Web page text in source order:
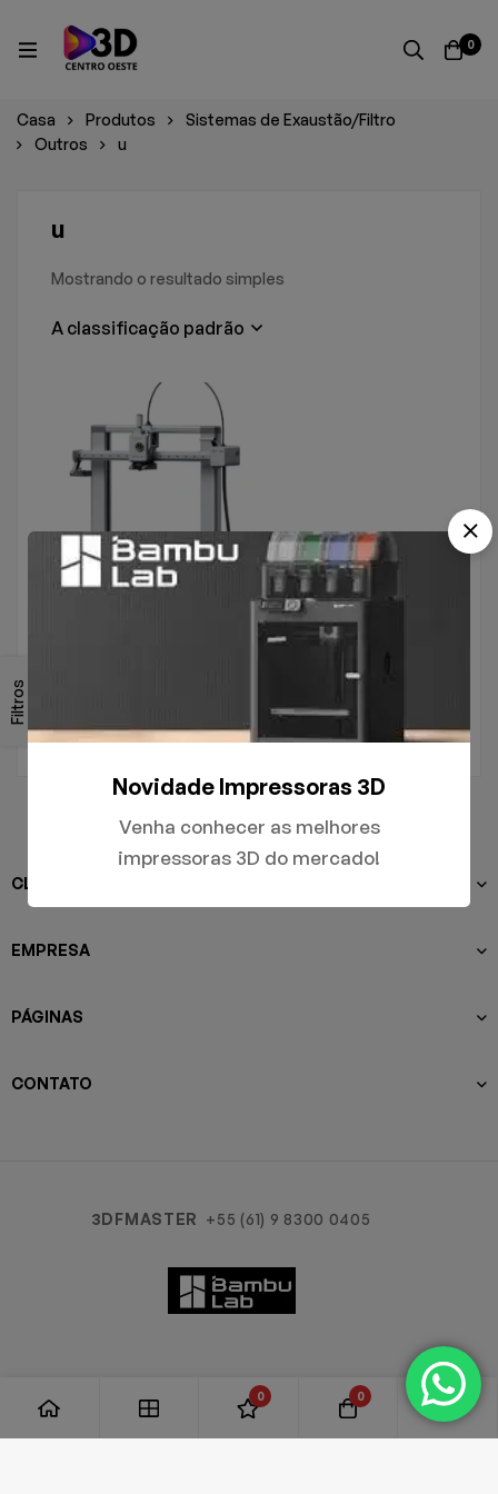
0
Casa Produtos
Sistemas de Exaustão/Filtro
Outros
u
Filtros
u
Mostrando o resultado simples
A classificação padrão
CLIENTES
EMPRESA
PÁGINAS
CONTATO
3DFMASTER +55 (61) 9 8300 0405
Novidade Impressoras 3D
Venha conhecer as melhores
impressoras 3D do mercado!
0 0